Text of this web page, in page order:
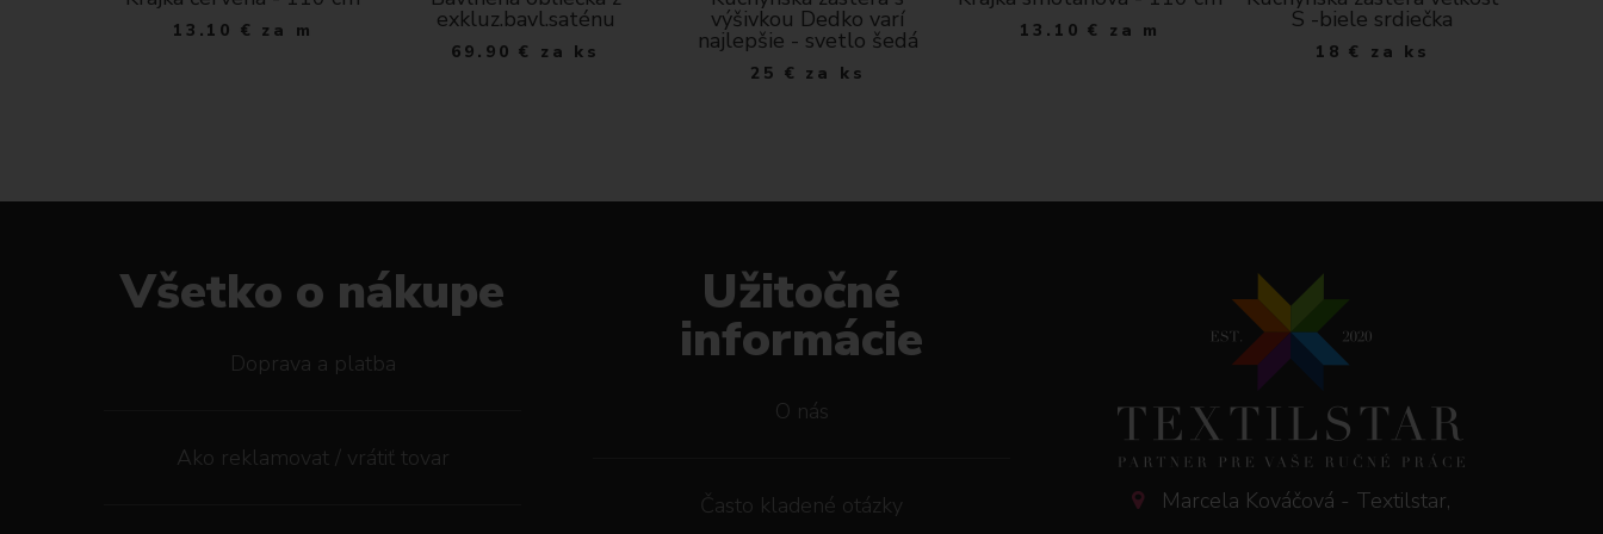
13.10 € za m exkluz.bavl.saténu
69.90 € za ks
výšivkou Dedko varí
najlepšie - svetlo šedá
25 € za ks
13.10 € za m S -biele srdiečka
18 € za ks
Marcela Kováčová - Textilstar,
Všetko o nákupe
Doprava a platba
Ako reklamovat / vrátiť tovar
Užitočné
informácie
O nás
Často kladené otázky